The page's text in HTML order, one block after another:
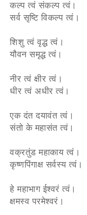
कल्प त्वं संकल्प त्वं।
सर्व सृष्टि विकल्प त्वं।
शिशु त्वं वृद्ध त्वं।
यौवन समृद्ध त्वं।
नीर त्वं क्षीर त्वं।
धीर त्वं अधीर त्वं।
एक दंत दयावंत त्वं।
संतो के महासंत त्वं।
वक्रतुंड महाकाय त्वं।
कृष्णपिंगाक्ष सर्वस्य त्वं।
हे महाभाग ईश्वरं त्वं।
क्षमस्व परमेश्वरं।